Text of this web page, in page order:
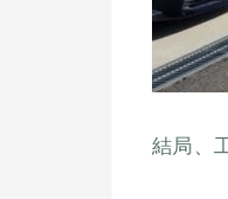
結局、